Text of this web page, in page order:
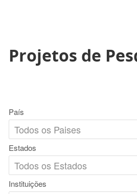
Projetos de
País
Estados
Instituições